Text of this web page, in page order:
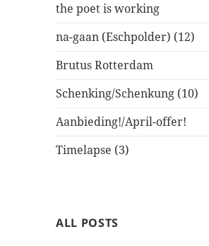
the poet is working
na-gaan (Eschpolder) (12)
Brutus Rotterdam
Schenking/Schenkung (10)
Aanbieding!/April-offer!
Timelapse (3)
ALL POSTS